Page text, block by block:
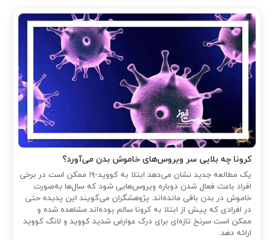
کرونا چه بلایی سر ویروس‌های خاموش بدن می‌آورد؟
یک مطالعه جدید نشان می‌دهد ابتلا به کووید-۱۹ ممکن است در برخی
افراد باعث فعال شدن دوباره ویروس‌هایی شود که سال‌ها به‌صورت
خاموش در بدن باقی مانده‌اند. پژوهشگران می‌گویند این پدیده حتی
در افرادی که پیش از ابتلا به کرونا سالم بوده‌اند مشاهده شده و
ممکن است سرنخ تازه‌ای برای درک عوارض شدید کووید و لانگ کووید
ارائه دهد.